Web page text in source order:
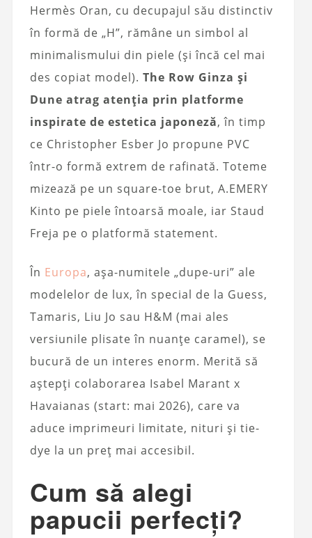
Hermès Oran, cu decupajul său distinctiv
în formă de „H”, rămâne un simbol al
minimalismului din piele (și încă cel mai
des copiat model). The Row Ginza și
Dune atrag atenția prin platforme
inspirate de estetica japoneză, în timp
ce Christopher Esber Jo propune PVC
într-o formă extrem de rafinată. Toteme
mizează pe un square-toe brut, A.EMERY
Kinto pe piele întoarsă moale, iar Staud
Freja pe o platformă statement.
În Europa, așa-numitele „dupe-uri” ale
modelelor de lux, în special de la Guess,
Tamaris, Liu Jo sau H&M (mai ales
versiunile plisate în nuanțe caramel), se
bucură de un interes enorm. Merită să
aștepți colaborarea Isabel Marant x
Havaianas (start: mai 2026), care va
aduce imprimeuri limitate, nituri și tie-
dye la un preț mai accesibil.
Cum să alegi
papucii perfecți?